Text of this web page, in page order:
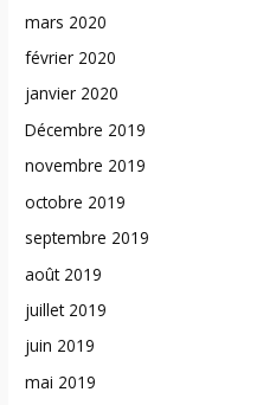
mars 2020
février 2020
janvier 2020
Décembre 2019
novembre 2019
octobre 2019
septembre 2019
août 2019
juillet 2019
juin 2019
mai 2019